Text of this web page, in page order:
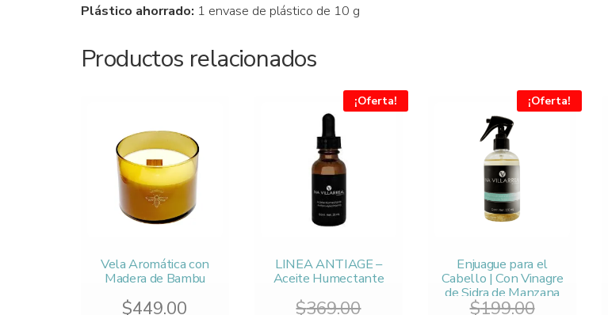
Plástico ahorrado: 1 envase de plástico de 10 g
Productos relacionados
Vela Aromática con
Madera de Bambu
$449.00
¡Oferta!
LINEA ANTIAGE –
Aceite Humectante
$369.00Original
¡Oferta!
Enjuague para el
Cabello | Con Vinagre
de Sidra de Manzana
$199.00Original